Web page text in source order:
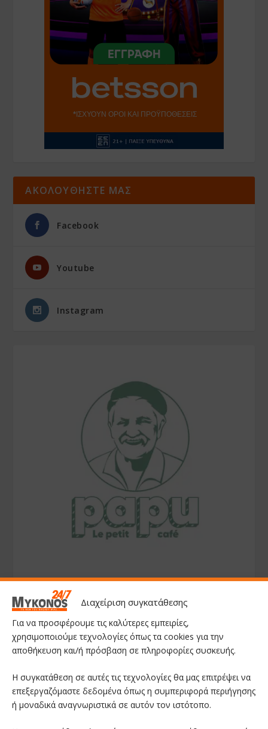
Διαχείριση συγκατάθεσης
Για να προσφέρουμε τις καλύτερες εμπειρίες,
χρησιμοποιούμε τεχνολογίες όπως τα cookies για την
αποθήκευση και/ή πρόσβαση σε πληροφορίες συσκευής.
Η συγκατάθεση σε αυτές τις τεχνολογίες θα μας επιτρέψει να
επεξεργαζόμαστε δεδομένα όπως η συμπεριφορά περιήγησης
ή μοναδικά αναγνωριστικά σε αυτόν τον ιστότοπο.
ΑΚΟΛΟΥΘΗΣΤΕ ΜΑΣ
Facebook
Youtube
Instagram